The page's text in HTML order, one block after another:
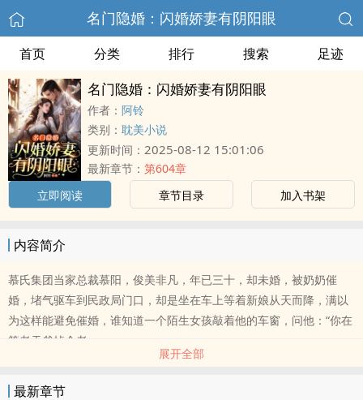
名门隐婚：闪婚娇妻有阴阳眼
首页 分类 排行 搜索 足迹
名门隐婚：闪婚娇妻有阴阳眼
作者： 阿铃
类别： 耽美小说
更新时间： 2025-08-12 15:01:06
最新章节： 第604章
立即阅读
章节目录 加入书架
内容简介
慕氏集团当家总裁慕阳，俊美非凡，年已三十，却未婚，被奶奶催
婚，堵气驱车到民政局门口，却是坐在车上等着新娘从天而降，满以
为这样能避免催婚，谁知道一个陌生女孩敲着他的车窗，问他：“你在
等老天爷掉个老..
展开全部
最新章节